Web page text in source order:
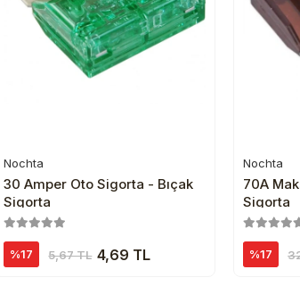
Sepete Ekle
Nochta
30 Amper Oto Sigorta - Bıçak
Sigorta
%17 5,67 TL 4,69 TL
Nochta
70A
Sigorta
%17